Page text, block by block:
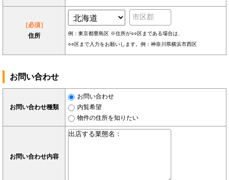
［必須］
住所
例：東京都豊島区 ※住所が○○区まである場合は、
○○区まで入力をお願いします。例：神奈川県横浜市西区
お問い合わせ
お問い合わせ種類
お問い合わせ
内覧希望
物件の住所を知りたい
お問い合わせ内容